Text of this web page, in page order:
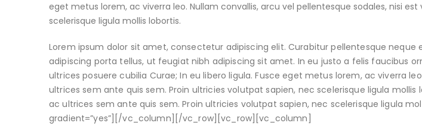
eget metus lorem, ac viverra leo. Nullam convallis, arcu vel pellentesque sodales, nisi
scelerisque ligula mollis lobortis.
Lorem ipsum dolor sit amet, consectetur adipiscing elit. Curabitur pellentesque
adipiscing porta tellus, ut feugiat nibh adipiscing sit amet. In eu justo a felis faucibus
ultrices posuere cubilia Curae; In eu libero ligula. Fusce eget metus lorem, ac viverra
ultrices sem ante quis sem. Proin ultricies volutpat sapien, nec scelerisque ligula
ac ultrices sem ante quis sem. Proin ultricies volutpat sapien, nec scelerisque ligula
gradient=”yes”][/vc_column][/vc_row][vc_row][vc_column]